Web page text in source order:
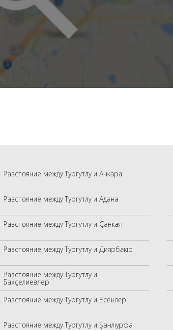
Разстояние между Тургутлу и Анкара
Разстояние между Тургутлу и Адана
Разстояние между Тургутлу и Çанкая
Разстояние между Тургутлу и Диярбакıр
Разстояние между Тургутлу и
Бахçелиевлер
Разстояние между Тургутлу и Есенлер
Разстояние между Тургутлу и Şанлıурфа